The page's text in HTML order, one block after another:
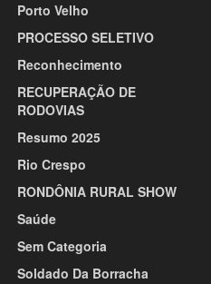
Porto Velho
PROCESSO SELETIVO
Reconhecimento
RECUPERAÇÃO DE
RODOVIAS
Resumo 2025
Rio Crespo
RONDÔNIA RURAL SHOW
Saúde
Sem Categoria
Soldado Da Borracha